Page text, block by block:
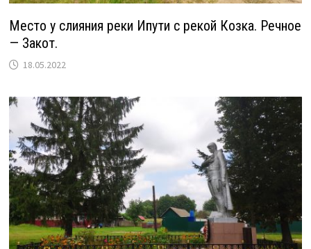
Место у слияния реки Ипути с рекой Козка. Речное
— Закот.
18.05.2022